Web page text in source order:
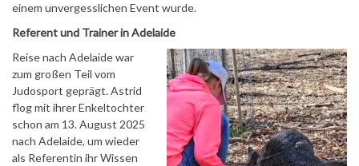
einem unvergesslichen Event wurde.
Referent und Trainer in Adelaide
Reise nach Adelaide war
zum großen Teil vom
Judosport geprägt. Astrid
flog mit ihrer Enkeltochter
schon am 13. August 2025
nach Adelaide, um wieder
als Referentin ihr Wissen